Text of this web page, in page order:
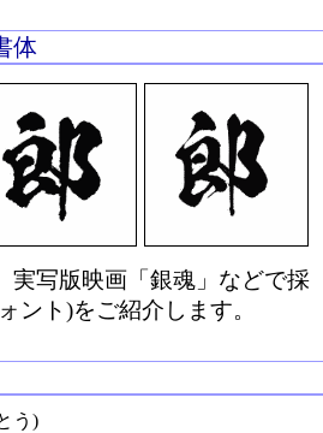
体
実写版映画「銀魂」などで採
ント)をご紹介します。
う)